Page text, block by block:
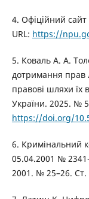
4. Офіційний сайт
URL: https://
5. Коваль А. А.
дотримання прав
правові шляхи їх
України. 2025. №
https://doi.org/
6. Кримінальний
05.04.2001 №
2001. № 25–26. Ст.